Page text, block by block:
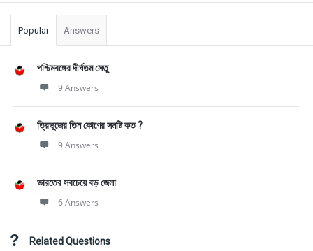
Popular Answers
পশ্চিমবঙ্গের দীর্ঘতম সেতু
9 Answers
ত্রিভুজের তিন কোণের সমষ্টি কত ?
9 Answers
ভারতের সবচেয়ে বড় জেলা
6 Answers
Related Questions